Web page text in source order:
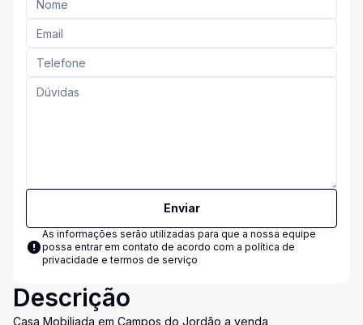
Enviar
As informações serão utilizadas para que a nossa equipe
possa entrar em contato de acordo com a política de
privacidade e termos de serviço
Descrição
Casa Mobiliada em Campos do Jordão a venda